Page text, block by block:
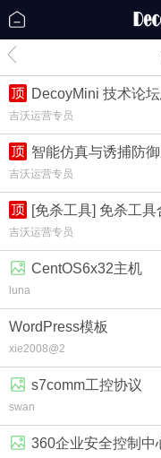
DecoyMini 技术论
吉沃运营专员
智能仿真与诱捕防
吉沃运营专员
[免杀工具] 免杀工
吉沃运营专员
CentOS6x32主机
luna
WordPress模板
xie2008@2
s7comm工控协议
swan
360企业安全控制中